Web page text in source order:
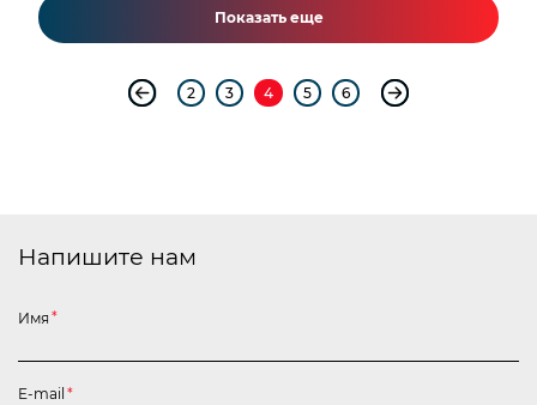
Показать еще
2 3 4 5 6
Напишите нам
Имя *
E-mail *